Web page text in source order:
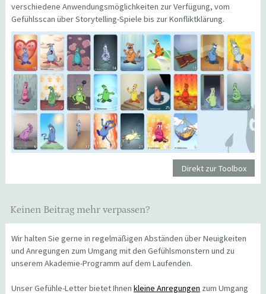
verschiedene Anwendungsmöglichkeiten zur Verfügung, vom
Gefühlsscan über Storytelling-Spiele bis zur Konfliktklärung.
Direkt zur Toolbox
Keinen Beitrag mehr verpassen?
Wir halten Sie gerne in regelmäßigen Abständen über Neuigkeiten
und Anregungen zum Umgang mit den Gefühlsmonstern und zu
unserem Akademie-Programm auf dem Laufenden.
Unser Gefühle-Letter bietet Ihnen kleine Anregungen zum Umgang